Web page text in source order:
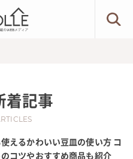
着記事
えるかわいい豆皿の使い方 コ
コツやおすすめ商品も紹介